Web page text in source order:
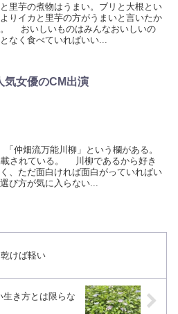
里芋の煮物はうまい。ブリと大根とい
りイカと里芋の方がうまいと言いたか
。 おいしいものはみんなおいしいの
なく食べていればいい...
気女優のCM出演
仲畑流万能川柳」という欄がある。
されている。 川柳であるから好き
、ただ面白ければ面白がっていればい
び方が気に入らない...
けば軽い
き方とは限らな